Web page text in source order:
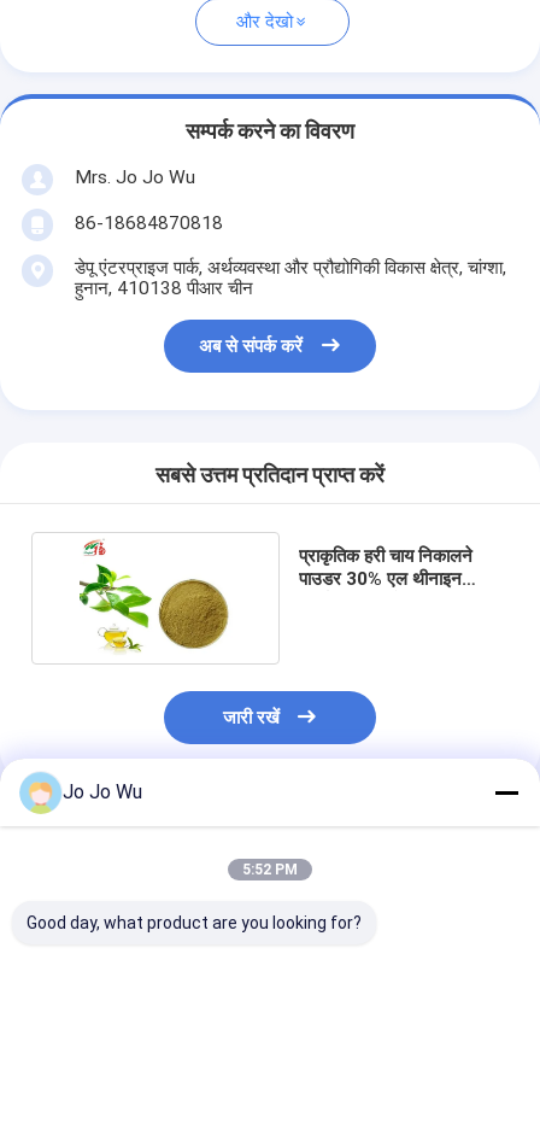
और देखो
सम्पर्क करने का विवरण
Mrs. Jo Jo Wu
86-18684870818
डेपू एंटरप्राइज पार्क, अर्थव्यवस्था और प्रौद्योगिकी विकास क्षेत्र, चांग्शा,
हुनान, 410138 पीआर चीन
अब से संपर्क करें
सबसे उत्तम प्रतिदान प्राप्त करें
प्राकृतिक हरी चाय निकालने
पाउडर 30% एल थीनाइन
जारी रखें
अनुशंसित उत्पाद
Jo Jo Wu
5:52 PM
Good day, what product are you looking for?